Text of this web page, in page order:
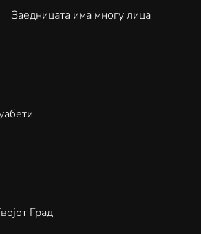
Заедницата има многу лица
Град